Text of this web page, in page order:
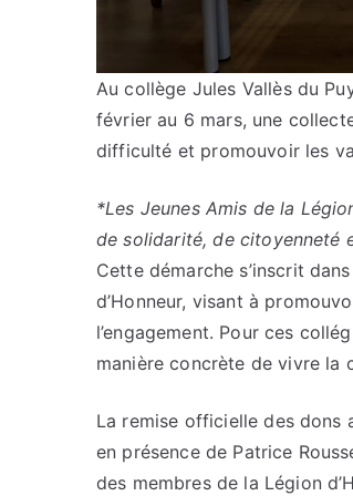
Au collège Jules Vallès du
février au 6 mars, une
difficulté et promouvoir les
*Les Jeunes Amis de la
de solidarité, de citoyenneté
Cette démarche s’inscrit
d’Honneur, visant à
l’engagement. Pour ces
manière concrète de vivre la
La remise officielle des dons
en présence de Patrice
des membres de la Légion